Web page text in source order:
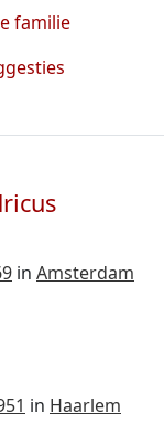
familie
in Amsterdam
in Haarlem